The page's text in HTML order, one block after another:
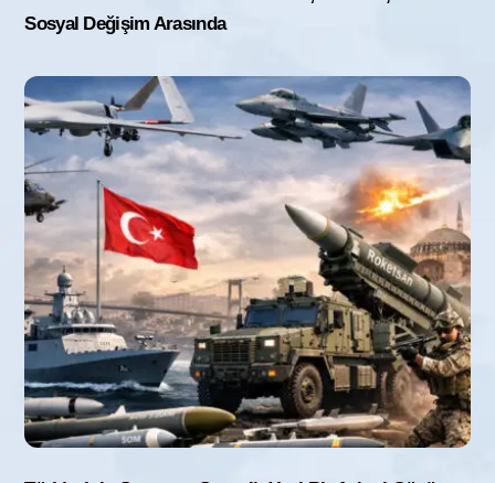
Sosyal Değişim Arasında